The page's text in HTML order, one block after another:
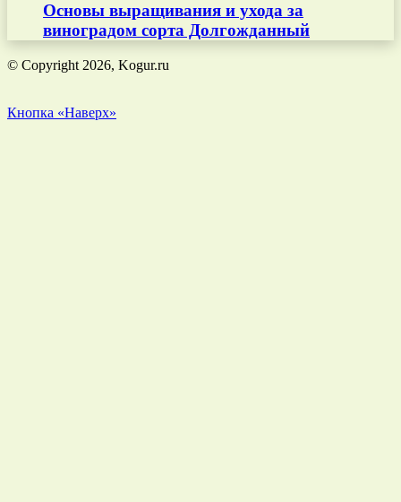
Основы выращивания и ухода за
виноградом сорта Долгожданный
© Copyright 2026, Kogur.ru
Кнопка «Наверх»